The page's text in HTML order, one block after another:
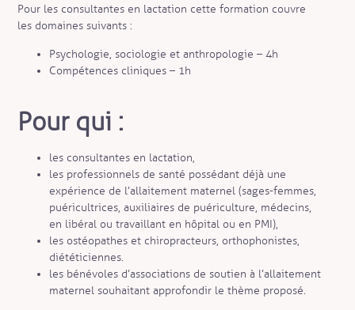
Pour les consultantes en lactation cette formation couvre
les domaines suivants :
Psychologie, sociologie et anthropologie – 4h
Compétences cliniques – 1h
Pour qui :
les consultantes en lactation,
les professionnels de santé possédant déjà une
expérience de l’allaitement maternel (sages-femmes,
puéricultrices, auxiliaires de puériculture, médecins,
en libéral ou travaillant en hôpital ou en PMI),
les ostéopathes et chiropracteurs, orthophonistes,
diététiciennes.
les bénévoles d’associations de soutien à l’allaitement
maternel souhaitant approfondir le thème proposé.